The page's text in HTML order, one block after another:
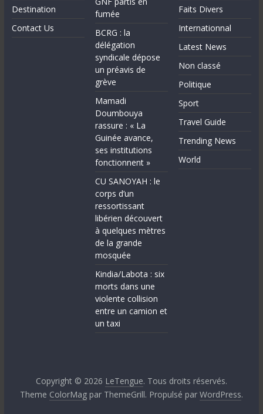
Destination
Contact Us
fumée
BCRG : la
délégation
syndicale dépose
un préavis de
grève
Mamadi
Doumbouya
rassure : « La
Guinée avance,
ses institutions
fonctionnent »
CU SANOYAH : le
corps d’un
ressortissant
libérien découvert
à quelques mètres
de la grande
mosquée
Kindia/Labota : six
morts dans une
violente collision
entre un camion et
un taxi
Faits Divers
Internationnal
Latest News
Non classé
Politique
Sport
Travel Guide
Trending News
World
Copyright © 2026 LeTengue. Tous droits réservés.
Theme ColorMagpar ThemeGrill. Propulsé par WordPress.